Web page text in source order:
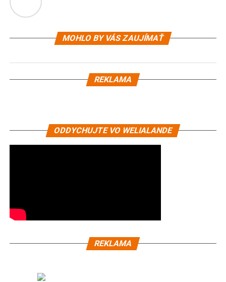
MOHLO BY VÁS ZAUJÍMAŤ
REKLAMA
ODDYCHUJTE VO WELIALANDE
REKLAMA